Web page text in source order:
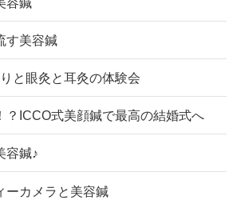
す美容鍼
と眼灸と耳灸の体験会
？ICCO式美顔鍼で最高の結婚式へ
容鍼♪
ーカメラと美容鍼